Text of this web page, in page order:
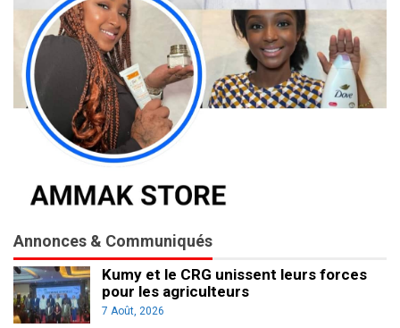
Annonces & Communiqués
Kumy et le CRG unissent leurs forces
pour les agriculteurs
7 Août, 2026